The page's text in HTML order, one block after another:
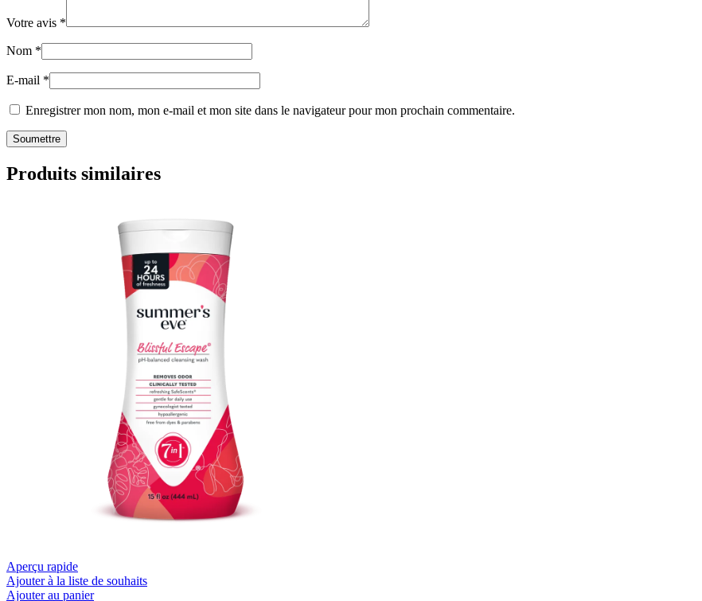
Votre avis *
Nom *
E-mail *
Enregistrer mon nom, mon e-mail et mon site dans le navigateur pour mon prochain commentaire.
Produits similaires
Aperçu rapide
Ajouter à la liste de souhaits
Ajouter au panier